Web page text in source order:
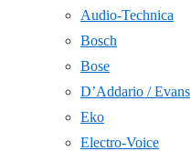
Audio-Technica
Bosch
Bose
D’Addario / Evans
Eko
Electro-Voice